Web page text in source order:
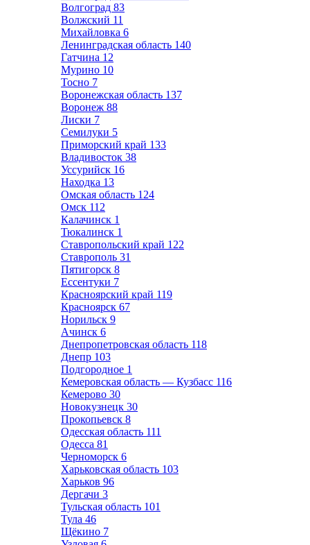
Волгоград 83
Волжский 11
Михайловка 6
Ленинградская область 140
Гатчина 12
Мурино 10
Тосно 7
Воронежская область 137
Воронеж 88
Лиски 7
Семилуки 5
Приморский край 133
Владивосток 38
Уссурийск 16
Находка 13
Омская область 124
Омск 112
Калачинск 1
Тюкалинск 1
Ставропольский край 122
Ставрополь 31
Пятигорск 8
Ессентуки 7
Красноярский край 119
Красноярск 67
Норильск 9
Ачинск 6
Днепропетровская область 118
Днепр 103
Подгородное 1
Кемеровская область — Кузбасс 116
Кемерово 30
Новокузнецк 30
Прокопьевск 8
Одесская область 111
Одесса 81
Черноморск 6
Харьковская область 103
Харьков 96
Дергачи 3
Тульская область 101
Тула 46
Щёкино 7